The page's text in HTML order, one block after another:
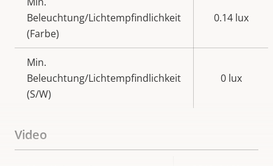
Beleuchtung/Lichtempfindlichkeit
(Farbe)
0.14 lux
Min.
Beleuchtung/Lichtempfindlichkeit
(S/W)
0 lux
Video